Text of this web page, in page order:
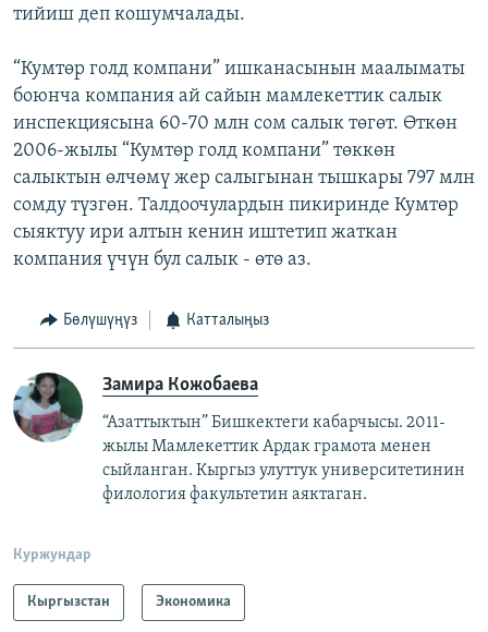
тийиш деп кошумчалады.
“Кумтөр голд компани” ишканасынын маалыматы
боюнча компания ай сайын мамлекеттик салык
инспекциясына 60-70 млн сом салык төгөт. Өткөн
2006-жылы “Кумтөр голд компани” төккөн
салыктын өлчөмү жер салыгынан тышкары 797 млн
сомду түзгөн. Талдоочулардын пикиринде Кумтөр
сыяктуу ири алтын кенин иштетип жаткан
компания үчүн бул салык - өтө аз.
Бөлүшүңүз Катталыңыз
Замира Кожобаева
“Азаттыктын” Бишкектеги кабарчысы. 2011-
жылы Мамлекеттик Ардак грамота менен
сыйланган. Кыргыз улуттук университетинин
филология факультетин аяктаган.
Куржундар
Кыргызстан Экономика